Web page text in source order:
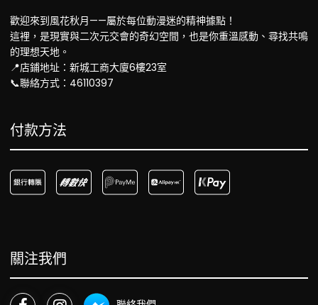
歡迎來到風花秋月——屬於每位動漫迷的精神據點！
這裡，是現實與二次元交會的奇幻空間，也是你重溫感動、尋找共鳴
的理想天地。
📍店鋪地址：新城工商大廈6樓23室
📞聯絡方式：46110397
付款方法
關注我們